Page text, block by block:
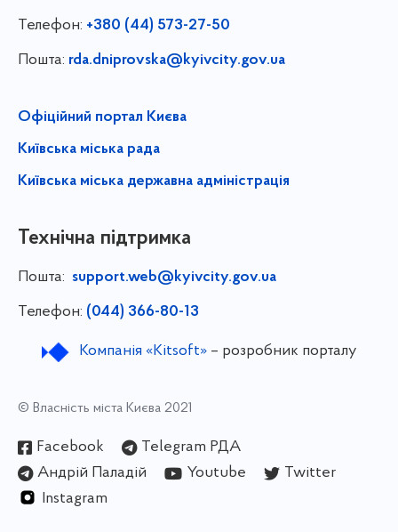
Телефон: +380 (44) 573-27-50
Пошта: rda.dniprovska@kyivcity.gov.ua
Офіційний портал Києва
Київська міська рада
Київська міська державна адміністрація
Технічна підтримка
Пошта: support.web@kyivcity.gov.ua
Телефон: (044) 366-80-13
Компанія «Kitsoft»– розробник порталу
© Власність міста Києва 2021
Facebook
Telegram РДА
Андрій Паладій
Youtube
Twitter
Instagram